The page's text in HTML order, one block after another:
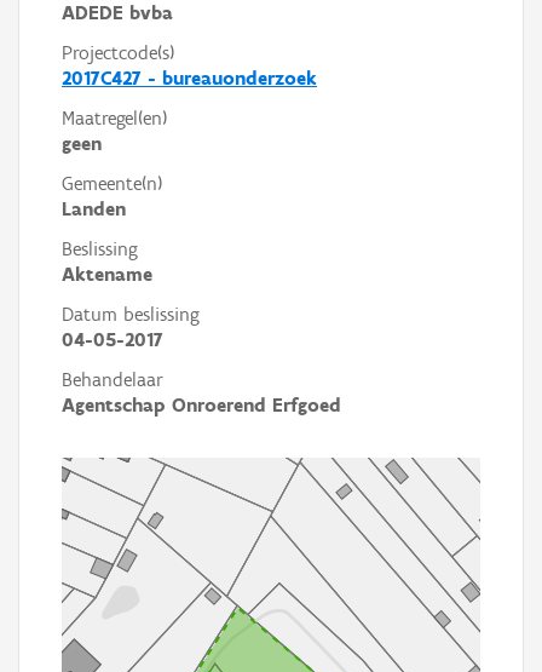
ADEDE bvba
Projectcode(s)
2017C427 - bureauonderzoek
Maatregel(en)
geen
Gemeente(n)
Landen
Beslissing
Aktename
Datum beslissing
04-05-2017
Behandelaar
Agentschap Onroerend Erfgoed